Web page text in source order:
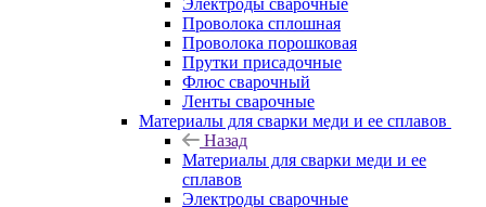
Электроды сварочные
Проволока сплошная
Проволока порошковая
Прутки присадочные
Флюс сварочный
Ленты сварочные
Материалы для сварки меди и ее сплавов
Назад
Материалы для сварки меди и ее
сплавов
Электроды сварочные